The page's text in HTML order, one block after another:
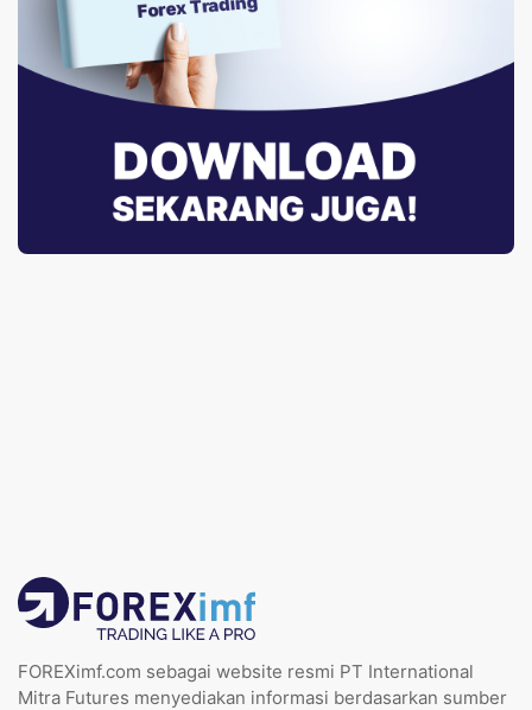
FOREXimf.com sebagai website resmi PT International
Mitra Futures menyediakan informasi berdasarkan sumber